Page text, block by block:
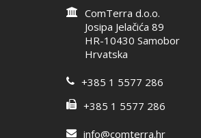
ComTerra d.o.o.
Josipa Jelačića 89
HR-10430 Samobor
Hrvatska
+385 1 5577 286
+385 1 5577 286
info@comterra.hr